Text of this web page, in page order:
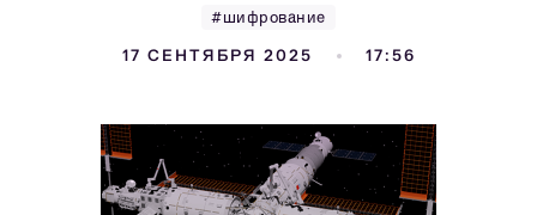
#шифрование
17 СЕНТЯБРЯ 2025 17:56